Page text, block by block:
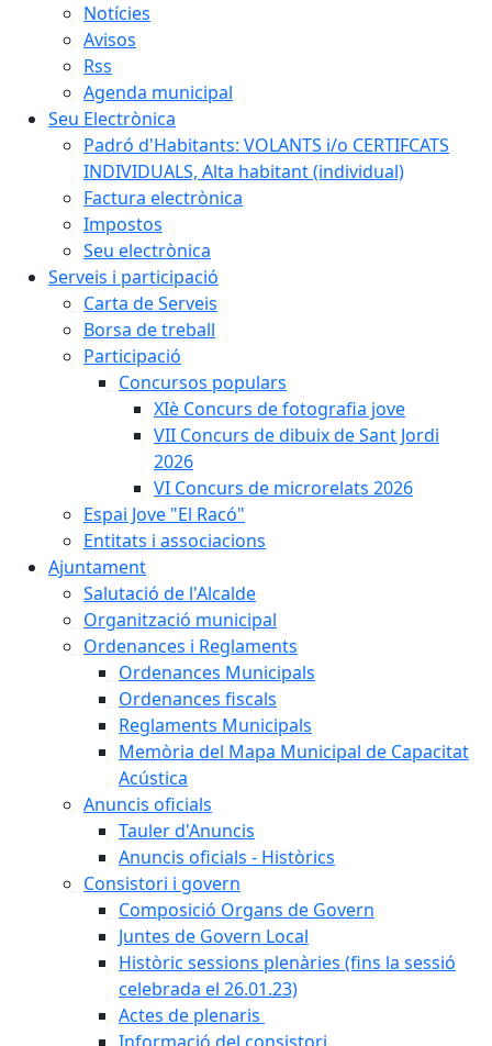
Notícies
Avisos
Rss
Agenda municipal
Seu Electrònica
Padró d'Habitants: VOLANTS i/o CERTIFCATS
INDIVIDUALS, Alta habitant (individual)
Factura electrònica
Impostos
Seu electrònica
Serveis i participació
Carta de Serveis
Borsa de treball
Participació
Concursos populars
XIè Concurs de fotografia jove
VII Concurs de dibuix de Sant Jordi
2026
VI Concurs de microrelats 2026
Espai Jove "El Racó"
Entitats i associacions
Ajuntament
Salutació de l'Alcalde
Organització municipal
Ordenances i Reglaments
Ordenances Municipals
Ordenances fiscals
Reglaments Municipals
Memòria del Mapa Municipal de Capacitat
Acústica
Anuncis oficials
Tauler d'Anuncis
Anuncis oficials - Històrics
Consistori i govern
Composició Organs de Govern
Juntes de Govern Local
Històric sessions plenàries (fins la sessió
celebrada el 26.01.23)
Actes de plenaris